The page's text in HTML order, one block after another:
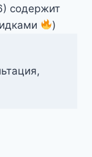
содержит
)